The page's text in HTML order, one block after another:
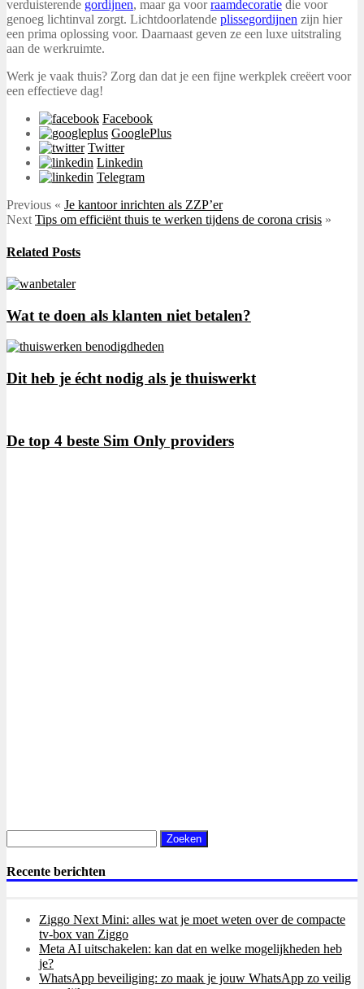
verduisterende gordijnen, maar ga voorraamdecoratie die voor
genoeg lichtinval zorgt. Lichtdoorlatende plissegordijnen zijn hier
een prima oplossing voor. Daarnaast geven ze een luxe uitstraling
aan de werkruimte.
Werk je vaak thuis? Zorg dan dat je een fijne werkplek creëert voor
een effectieve dag!
Facebook
GooglePlus
Twitter
Linkedin
Telegram
Previous « Je kantoor inrichten als ZZP’er
Next Tips om efficiënt thuis te werken tijdens de corona crisis »
Related Posts
Wat te doen als klanten niet betalen?
Dit heb je écht nodig als je thuiswerkt
De top 4 beste Sim Only providers
naar:
Recente berichten
Ziggo Next Mini: alles wat je moet weten over de compacte
tv-box van Ziggo
Meta AI uitschakelen: kan dat en welke mogelijkheden heb
je?
WhatsApp beveiliging: zo maak je jouw WhatsApp zo veilig